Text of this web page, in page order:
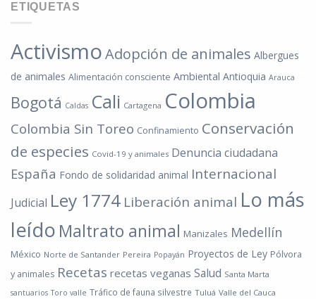
ETIQUETAS
ActivismoAdopción de animales Albergues
de animales Alimentación consciente Ambiental Antioquia Arauca
Bogotá Caldas Cali Cartagena Colombia
Colombia Sin Toreo Confinamiento Conservación
de especies Covid-19 y animales Denuncia ciudadana
España Fondo de solidaridad animal Internacional
Judicial Ley 1774 Liberación animal Lo más
leído Maltrato animal Manizales Medellín
México Norte de Santander Pereira Popayán Proyectos de Ley Pólvora
y animales Recetas recetas veganas Salud Santa Marta
santuarios Toro valle Tráfico de fauna silvestre Tuluá Valle del Cauca